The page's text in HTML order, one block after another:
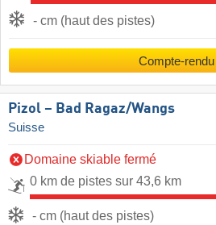
- cm (haut des pistes)
Compte-rendu
Pizol – Bad Ragaz/​Wangs
Suisse
Domaine skiable fermé
0 km de pistes sur 43,6 km
- cm (haut des pistes)